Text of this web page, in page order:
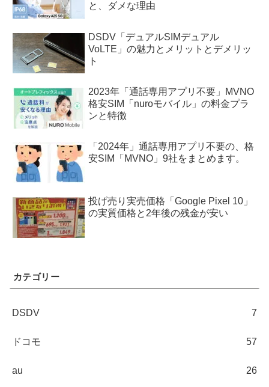
と、ダメな理由
DSDV「デュアルSIMデュアル
VoLTE」の魅力とメリットとデメリッ
ト
2023年「通話専用アプリ不要」MVNO
格安SIM「nuroモバイル」の料金プラ
ンと特徴
「2024年」通話専用アプリ不要の、格
安SIM「MVNO」9社をまとめます。
投げ売り実売価格「Google Pixel 10」
の実質価格と2年後の残金が安い
カテゴリー
DSDV 7
ドコモ 57
au 26